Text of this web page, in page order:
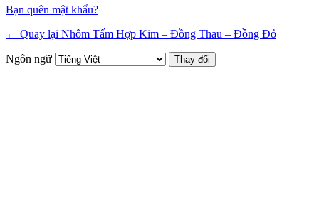
Bạn quên mật khẩu?
← Quay lại Nhôm Tấm Hợp Kim – Đồng Thau – Đồng Đỏ
Ngôn ngữ